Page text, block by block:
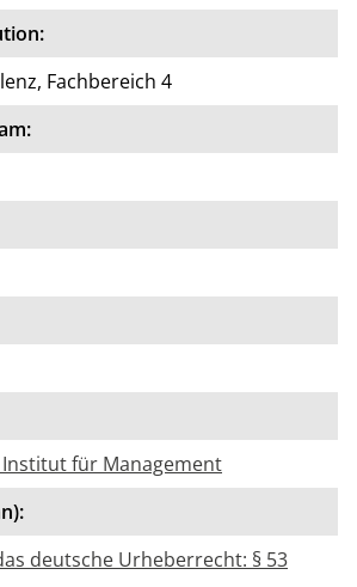
Fachbereich 4
Institut für Management
deutsche Urheberrecht: § 53